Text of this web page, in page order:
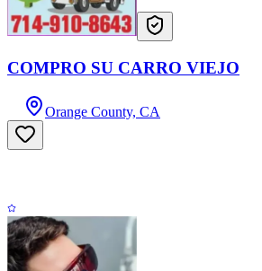
COMPRO SU CARRO VIEJO
Orange County, CA